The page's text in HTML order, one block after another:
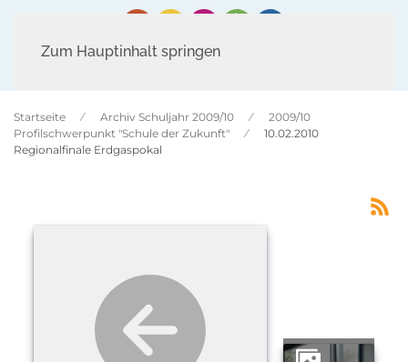
Zum Hauptinhalt springen
Startseite Archiv Schuljahr 2009/10
2009/10
Profilschwerpunkt "Schule der Zukunft"
10.02.2010
Regionalfinale Erdgaspokal